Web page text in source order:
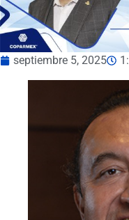
septiembre 5, 2025